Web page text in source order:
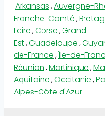
Arkansas,Auvergne-
Franche-Comté,
Loire,Corse,Grand
Est,Guadeloupe,
de-France,Île-de-
Réunion,Martinique,
Aquitaine,Occitanie,
Alpes-Côte d'Azur